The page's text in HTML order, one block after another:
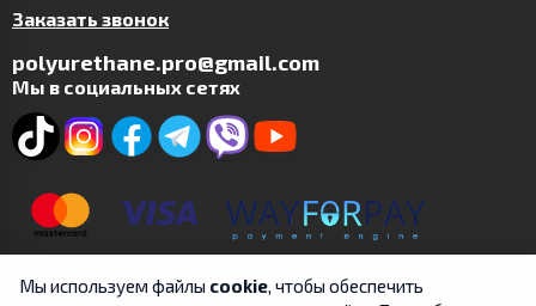
Заказать звонок
polyurethane.pro@gmail.com
Мы в социальных сетях
Мы используем файлы cookie, чтобы обеспечить